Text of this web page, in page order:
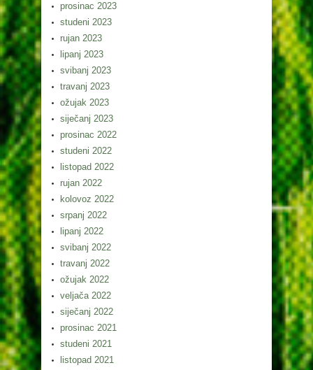
prosinac 2023
studeni 2023
rujan 2023
lipanj 2023
svibanj 2023
travanj 2023
ožujak 2023
siječanj 2023
prosinac 2022
studeni 2022
listopad 2022
rujan 2022
kolovoz 2022
srpanj 2022
lipanj 2022
svibanj 2022
travanj 2022
ožujak 2022
veljača 2022
siječanj 2022
prosinac 2021
studeni 2021
listopad 2021